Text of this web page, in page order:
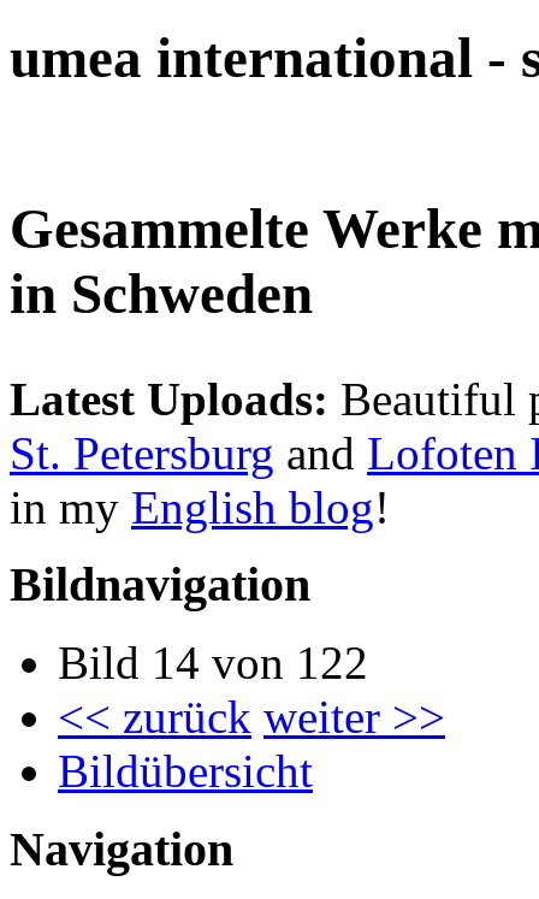
umea international -
Gesammelte Werke
in Schweden
Latest Uploads: Beautiful
St. Petersburg and Lofoten
in my English blog!
Bildnavigation
Bild 14 von 122
<< zurück weiter >>
Bildübersicht
Navigation